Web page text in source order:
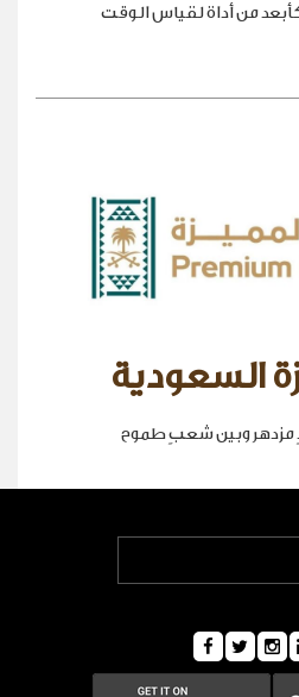
من أداة لقياس الوقت
السعودية
مزدهر وبين شعبٍ طموح